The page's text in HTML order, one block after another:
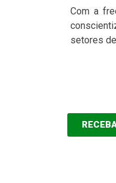
Com a
setores